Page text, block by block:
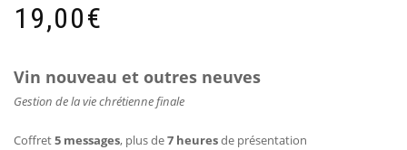
19,00€
Vin nouveau et outres neuves
Gestion de la vie chrétienne finale
Coffret5 messages, plus de7 heuresde présentation